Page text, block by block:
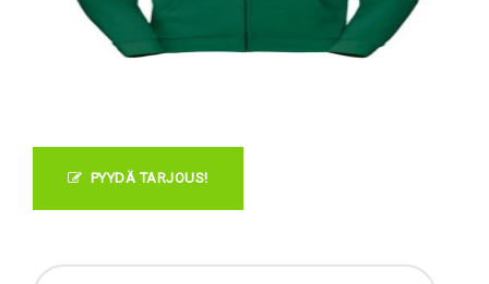
PYYDÄ TARJOUS!